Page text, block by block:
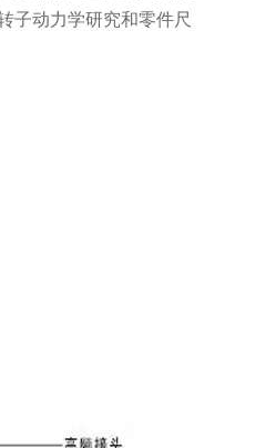
子动力学研究和零件尺